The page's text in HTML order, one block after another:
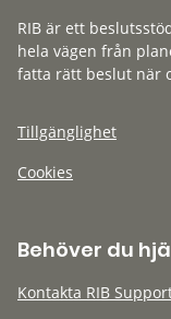
RIB är ett
hela vägen från
fatta rätt beslut när
Tillgänglighet
Cookies
Behöver du
Kontakta RIB